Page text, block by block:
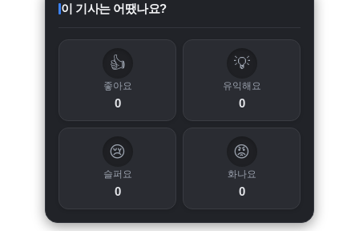
이 기사는 어땠나요?
👍
좋아요
0
💡
유익해요
0
😢
슬퍼요
0
😡
화나요
0